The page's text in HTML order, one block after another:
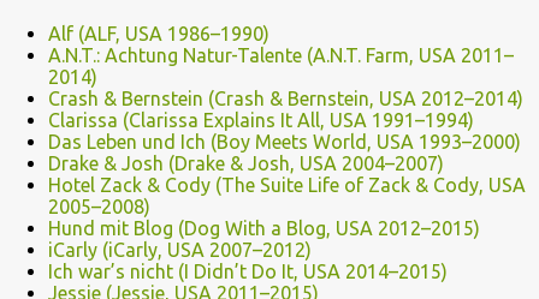
Alf (ALF, USA 1986–1990)
A.N.T.: Achtung Natur-Talente (A.N.T. Farm, USA 2011–
2014)
Crash & Bernstein (Crash & Bernstein, USA 2012–2014)
Clarissa (Clarissa Explains It All, USA 1991–1994)
Das Leben und Ich (Boy Meets World, USA 1993–2000)
Drake & Josh (Drake & Josh, USA 2004–2007)
Hotel Zack & Cody (The Suite Life of Zack & Cody, USA
2005–2008)
Hund mit Blog (Dog With a Blog, USA 2012–2015)
iCarly (iCarly, USA 2007–2012)
Ich war’s nicht (I Didn’t Do It, USA 2014–2015)
Jessie (Jessie, USA 2011–2015)